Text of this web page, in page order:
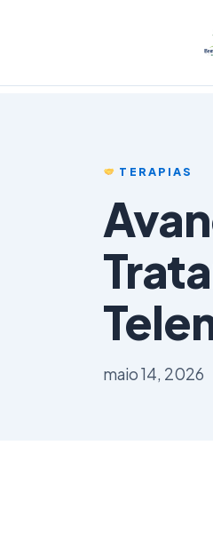
TERAPIAS
maio 14, 2026